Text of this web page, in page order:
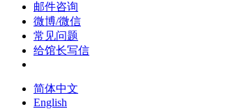
邮件咨询
微博/微信
常见问题
给馆长写信
简体中文
English